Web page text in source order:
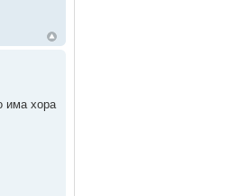
има хора